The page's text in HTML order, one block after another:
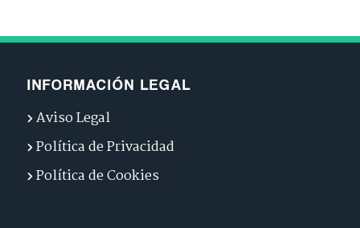
INFORMACIÓN LEGAL
Aviso Legal
Política de Privacidad
Política de Cookies